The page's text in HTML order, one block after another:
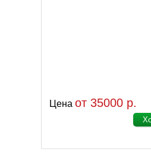
Ценаот 35000 р.